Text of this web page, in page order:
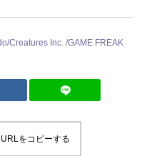
Creatures Inc. /GAME FREAK
をコピーする